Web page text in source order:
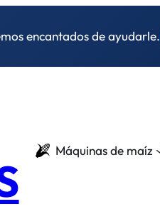
encantados de ayudarle.
Máquinas de maíz